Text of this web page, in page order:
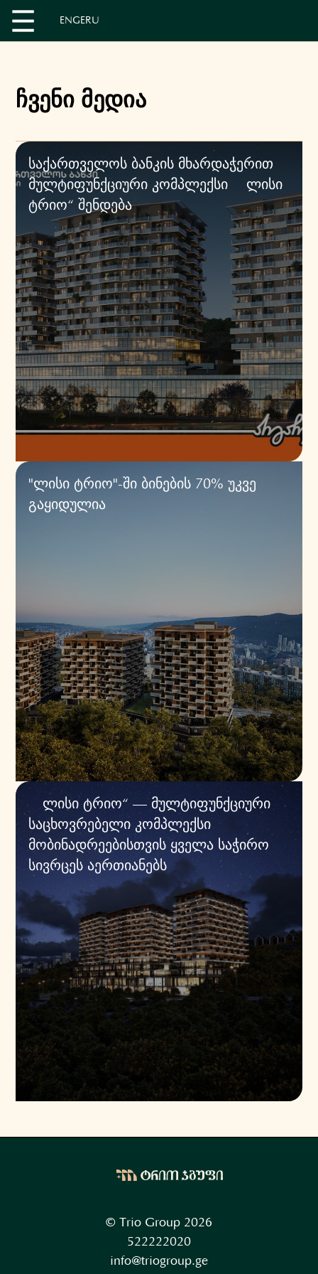
ENGERU
ჩვენი მედია
საქართველოს ბანკის მხარდაჭერით
მულტიფუნქციური კომპლექსი „ლისი
ტრიო“ შენდება
"ლისი ტრიო"-ში ბინების 70% უკვე
გაყიდულია
„ლისი ტრიო“ — მულტიფუნქციური
საცხოვრებელი კომპლექსი
მობინადრეებისთვის ყველა საჭირო
სივრცეს აერთიანებს
© Trio Group 2026
522222020
info@triogroup.ge